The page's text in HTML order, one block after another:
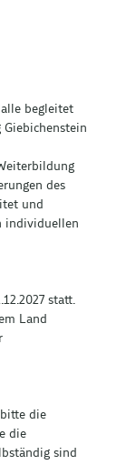
begleitet
des
und
individuellen
statt.
Land
die
die
sind